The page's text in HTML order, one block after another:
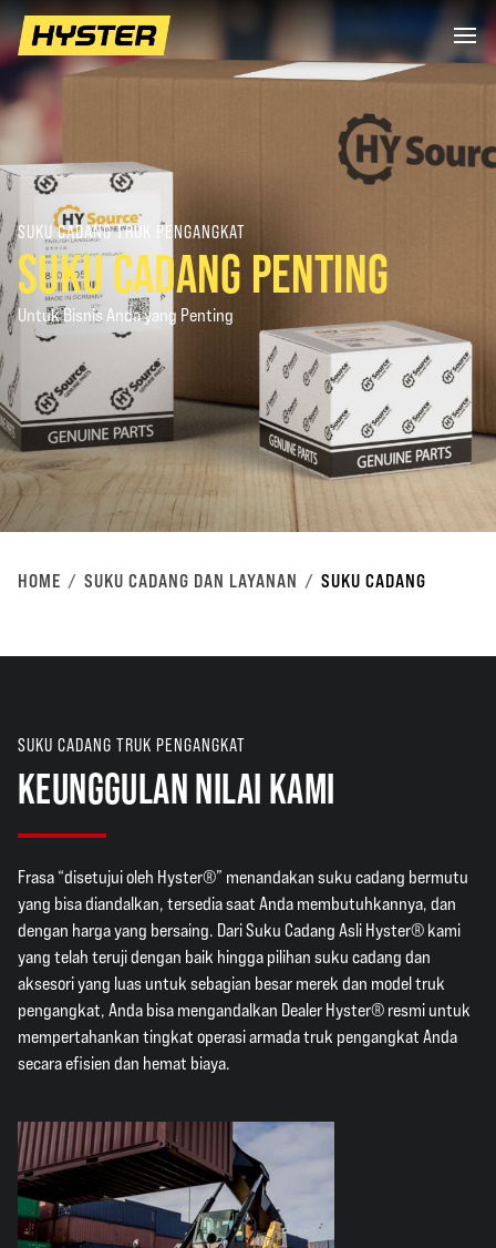
SUKU CADANG TRUK PENGANGKAT
SUKU CADANG PENTING
Untuk Bisnis Anda yang Penting
HOME SUKU CADANG DAN LAYANAN SUKU CADANG
SUKU CADANG TRUK PENGANGKAT
KEUNGGULAN NILAI KAMI
Frasa “disetujui oleh Hyster®” menandakan suku cadang bermutu
yang bisa diandalkan, tersedia saat Anda membutuhkannya, dan
dengan harga yang bersaing. Dari Suku Cadang Asli Hyster® kami
yang telah teruji dengan baik hingga pilihan suku cadang dan
aksesori yang luas untuk sebagian besar merek dan model truk
pengangkat, Anda bisa mengandalkan Dealer Hyster® resmi untuk
mempertahankan tingkat operasi armada truk pengangkat Anda
secara efisien dan hemat biaya.